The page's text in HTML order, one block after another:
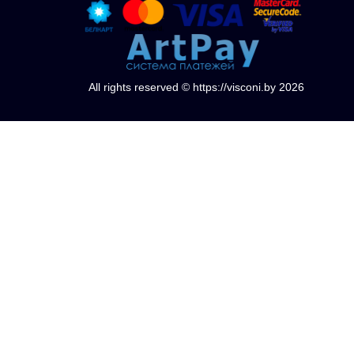
All rights reserved © https://visconi.by 2026